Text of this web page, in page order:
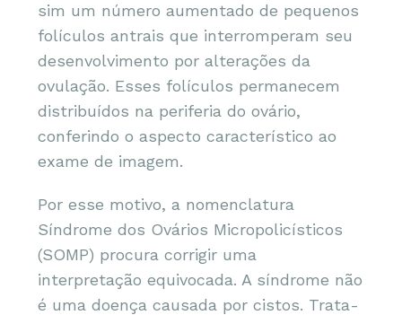
sim um número aumentado de pequenos
folículos antrais que interromperam seu
desenvolvimento por alterações da
ovulação. Esses folículos permanecem
distribuídos na periferia do ovário,
conferindo o aspecto característico ao
exame de imagem.
Por esse motivo, a nomenclatura
Síndrome dos Ovários Micropolicísticos
(SOMP) procura corrigir uma
interpretação equivocada. A síndrome não
é uma doença causada por cistos. Trata-